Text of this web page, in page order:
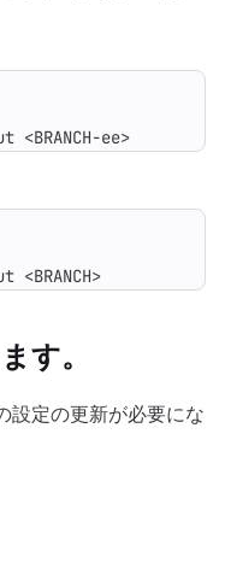
ee>
す。
設定の更新が必要にな